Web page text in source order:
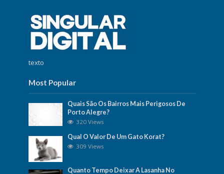
texto
Most Popular
Quais São Os Bairros Mais Perigosos De
Porto Alegre?
320 Views
Qual O Valor De Um Gato Korat?
309 Views
Quanto Tempo Deixar A Lasanha No